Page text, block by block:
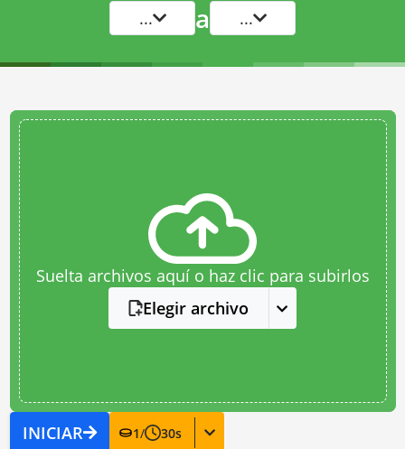
... a ...
Suelta archivos aquí o haz clic para subirlos
Elegir archivo
INICIAR 1/ 30s